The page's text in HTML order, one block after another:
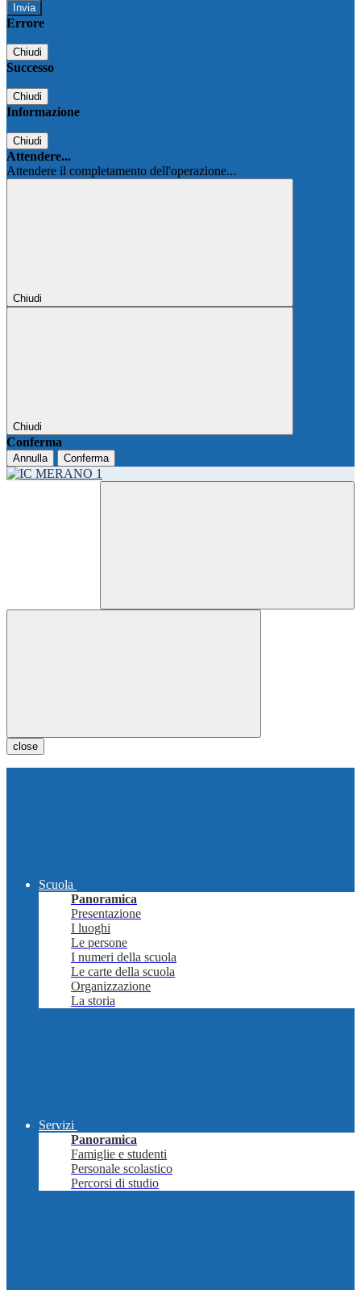
Errore
Chiudi
Successo
Chiudi
Informazione
Chiudi
Attendere...
Attendere il completamento dell'operazione...
Chiudi
Chiudi
Conferma
Annulla Conferma
close
Scuola
Panoramica
Presentazione
I luoghi
Le persone
I numeri della scuola
Le carte della scuola
Organizzazione
La storia
Servizi
Panoramica
Famiglie e studenti
Personale scolastico
Percorsi di studio